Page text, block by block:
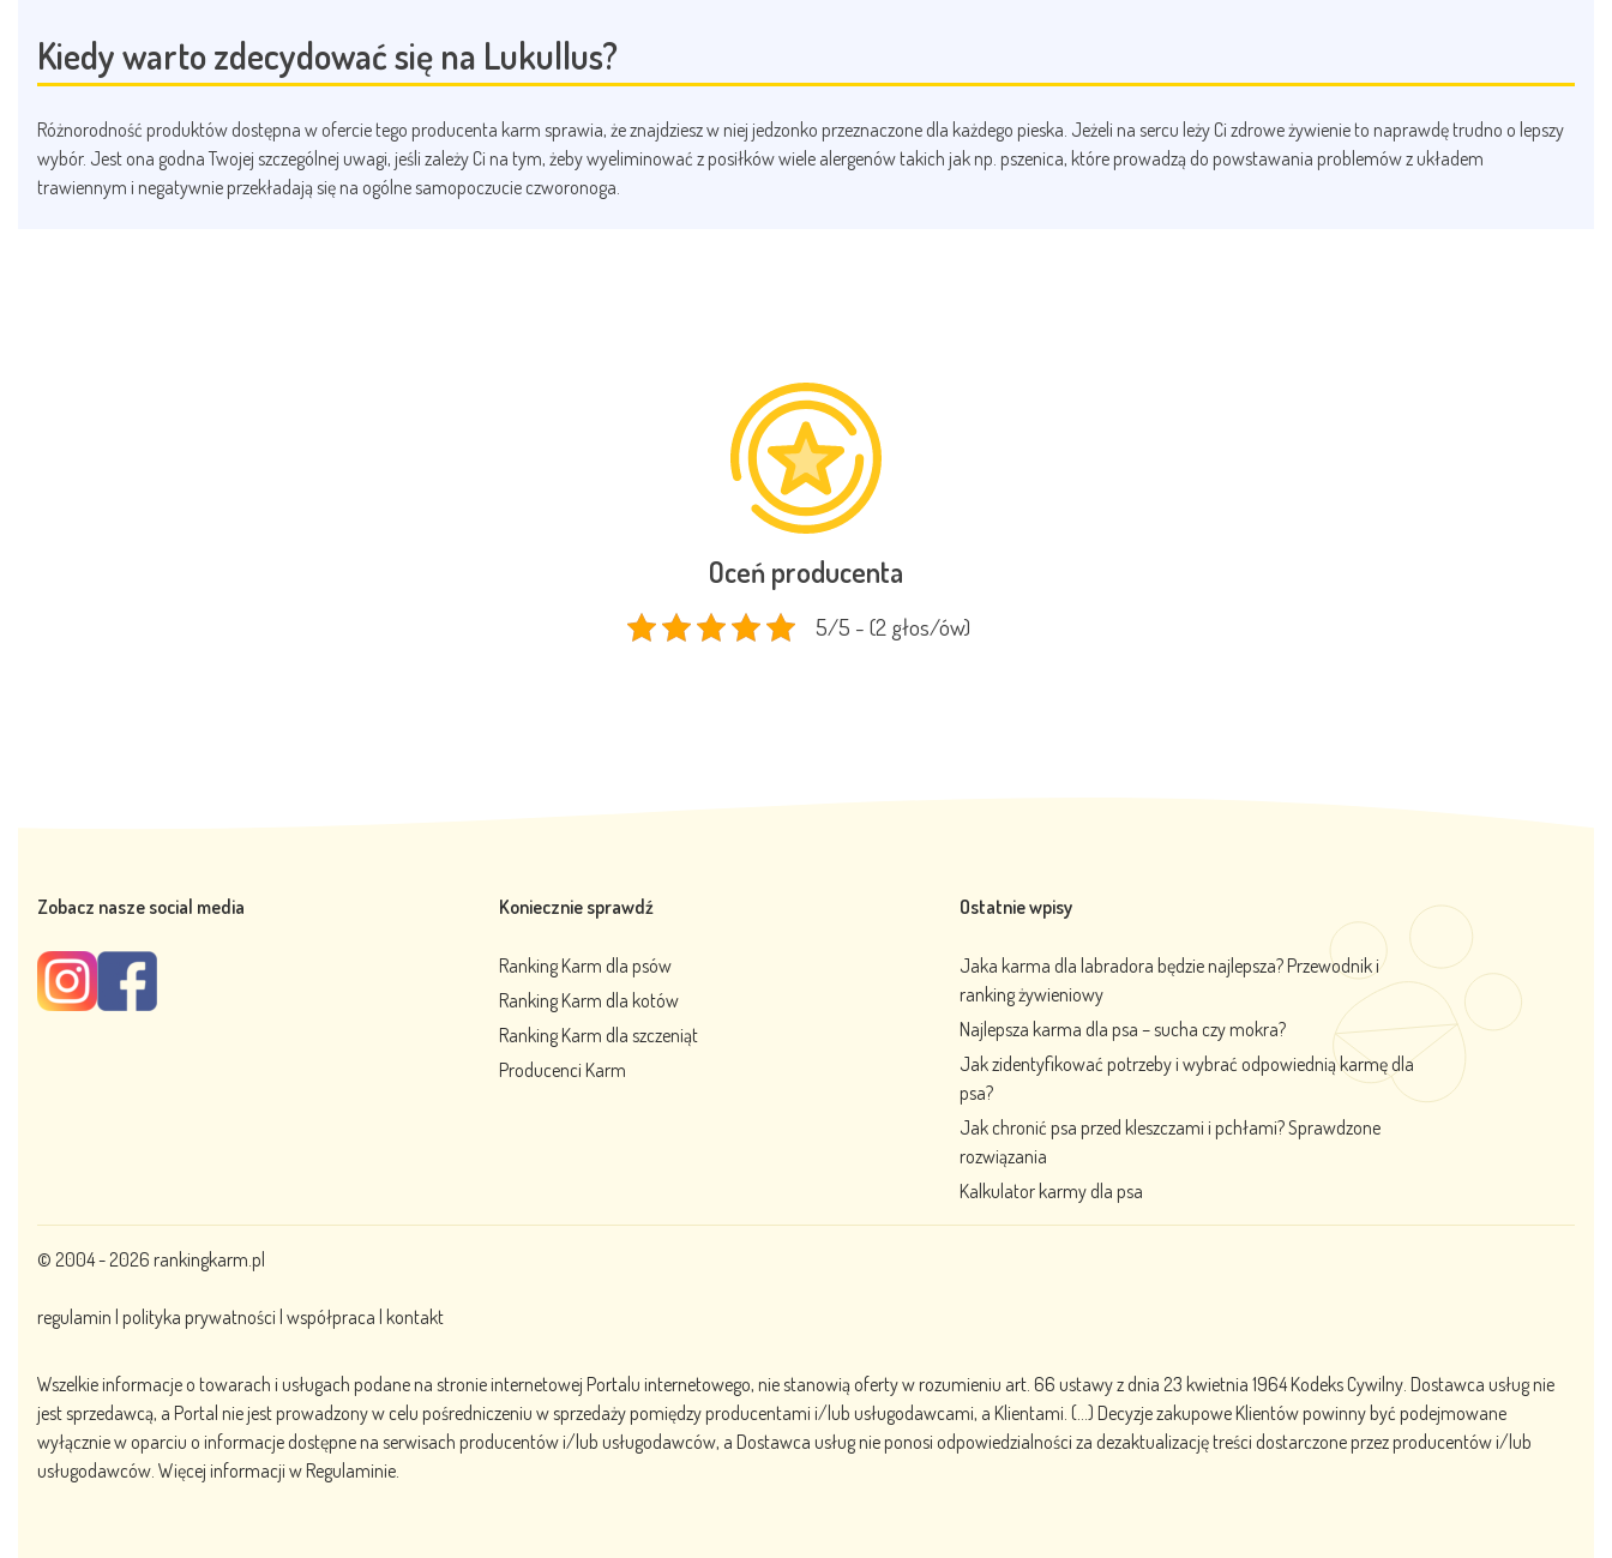
Kiedy warto zdecydować się na Lukullus?
Różnorodność produktów dostępna w ofercie tego producenta karm sprawia, że znajdziesz w niej jedzonko przeznaczone dla każdego pieska. Jeżeli na sercu leży Ci zdrowe żywienie to naprawdę trudno o lepszy
wybór. Jest ona godna Twojej szczególnej uwagi, jeśli zależy Ci na tym, żeby wyeliminować z posiłków wiele alergenów takich jak np. pszenica, które prowadzą do powstawania problemów z układem
trawiennym i negatywnie przekładają się na ogólne samopoczucie czworonoga.
Oceń producenta
5/5 - (2 głos/ów)
Zobacz nasze social media Koniecznie sprawdź
Ranking Karm dla psów
Ranking Karm dla kotów
Ranking Karm dla szczeniąt
Producenci Karm
Ostatnie wpisy
Jaka karma dla labradora będzie najlepsza? Przewodnik i
ranking żywieniowy
Najlepsza karma dla psa – sucha czy mokra?
Jak zidentyfikować potrzeby i wybrać odpowiednią karmę dla
psa?
Jak chronić psa przed kleszczami i pchłami? Sprawdzone
rozwiązania
Kalkulator karmy dla psa
© 2004 - 2026 rankingkarm.pl
regulamin polityka prywatności współpraca kontakt
Wszelkie informacje o towarach i usługach podane na stronie internetowej Portalu internetowego, nie stanowią oferty w rozumieniu art. 66 ustawy z dnia 23 kwietnia 1964 Kodeks Cywilny. Dostawca usług nie
jest sprzedawcą, a Portal nie jest prowadzony w celu pośredniczeniu w sprzedaży pomiędzy producentami i/lub usługodawcami, a Klientami. (…) Decyzje zakupowe Klientów powinny być podejmowane
wyłącznie w oparciu o informacje dostępne na serwisach producentów i/lub usługodawców, a Dostawca usług nie ponosi odpowiedzialności za dezaktualizację treści dostarczone przez producentów i/lub
usługodawców. Więcej informacji w Regulaminie.